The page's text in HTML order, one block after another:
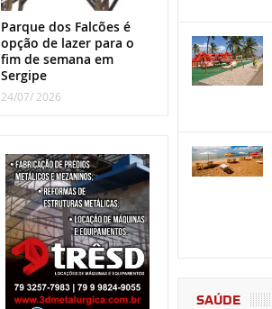
Parque dos Falcões é
opção de lazer para o
fim de semana em
Sergipe
24/07/ 2026
SAÚDE